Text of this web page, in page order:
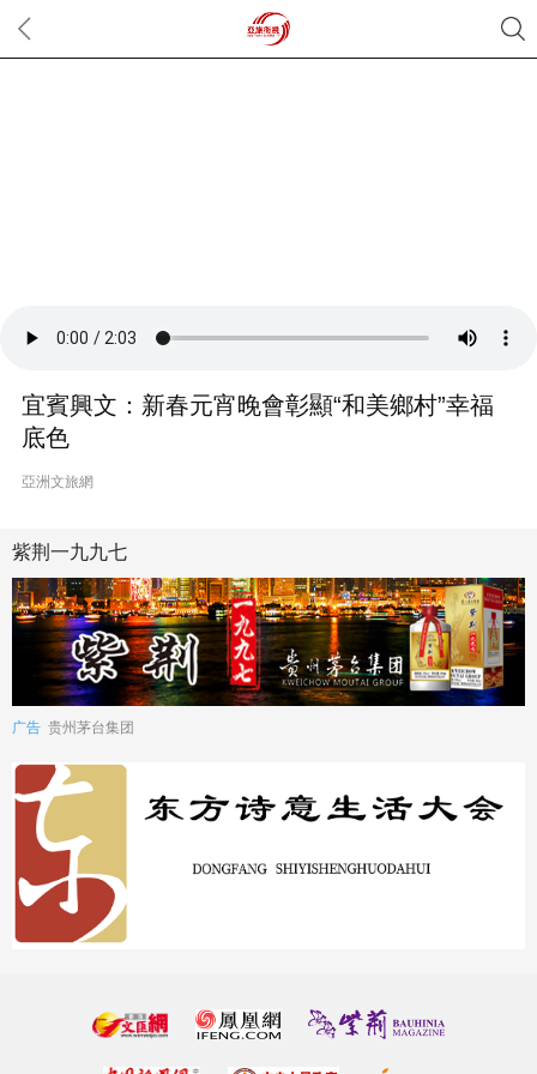
宜賓興文：新春元宵晚會彰顯“和美鄉村”幸福
底色
亞洲文旅網
紫荆一九九七
广告 贵州茅台集团